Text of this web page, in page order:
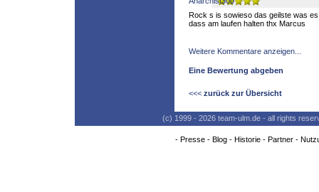
Rock s is sowieso das geilste was
dass am laufen halten thx Marcus
Weitere Kommentare anzeigen...
Eine Bewertung abgeben
<<< zurück zur Übersicht
(c) 1999 - 2026 team-ulm.de - all rights
- Presse- Blog- Historie- Partner-